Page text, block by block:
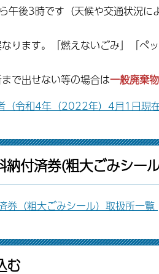
午後3時です（天候や交通状況
なります。「燃えないごみ」「
で出せない等の場合は一般廃棄
（令和4年（2022年）4月1日現
納付済券(粗大ごみシー
券（粗大ごみシール）取扱所一覧
む